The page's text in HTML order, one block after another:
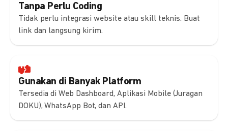
Tanpa Perlu Coding
Tidak perlu integrasi website atau skill teknis. Buat
link dan langsung kirim.
Gunakan di Banyak Platform
Tersedia di Web Dashboard, Aplikasi Mobile (Juragan
DOKU), WhatsApp Bot, dan API.